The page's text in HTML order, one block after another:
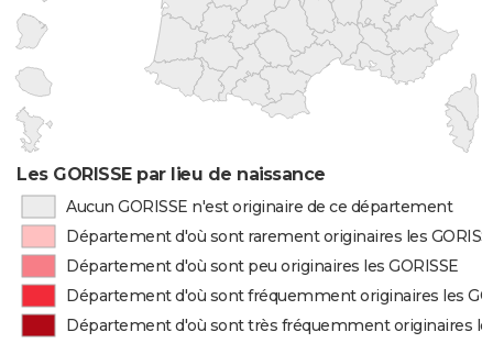
Les GORISSE par lieu de naissance
Aucun GORISSE n'est originaire de ce département
Département d'où sont rarement originaires les
Département d'où sont peu originaires les GORISSE
Département d'où sont fréquemment originaires les
Département d'où sont très fréquemment originaires